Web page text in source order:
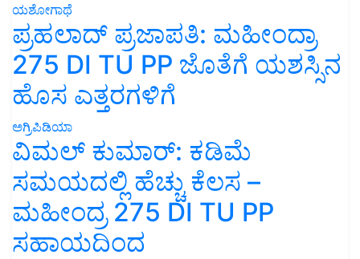
ಯಶೋಗಾಥೆ
ಪ್ರಹಲಾದ್ ಪ್ರಜಾಪತಿ: ಮಹೀಂದ್ರಾ
275 DI TU PP ಜೊತೆಗೆ ಯಶಸ್ಸಿನ
ಹೊಸ ಎತ್ತರಗಳಿಗೆ
ಅಗ್ರಿಪಿಡಿಯಾ
ವಿಮಲ್ ಕುಮಾರ್: ಕಡಿಮೆ
ಸಮಯದಲ್ಲಿ ಹೆಚ್ಚು ಕೆಲಸ –
ಮಹೀಂದ್ರ 275 DI TU PP
ಸಹಾಯದಿಂದ